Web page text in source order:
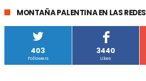
MONTAÑA PALENTINA EN LAS REDES
403
Followers
3440
Likes